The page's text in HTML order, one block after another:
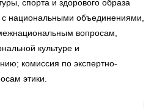
спорта и здорового образа
национальными объединениями,
вопросам,
культуре и
комиссия по экспертно-
этики.